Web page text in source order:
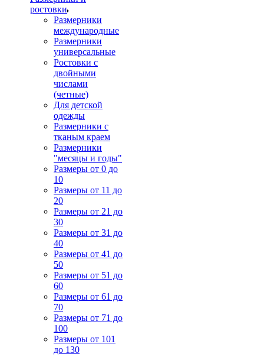
ростовки
Размерники
международные
Размерники
универсальные
Ростовки с
двойными
числами
(четные)
Для детской
одежды
Размерники с
тканым краем
Размерники
"месяцы и годы"
Размеры от 0 до
10
Размеры от 11 до
20
Размеры от 21 до
30
Размеры от 31 до
40
Размеры от 41 до
50
Размеры от 51 до
60
Размеры от 61 до
70
Размеры от 71 до
100
Размеры от 101
до 130